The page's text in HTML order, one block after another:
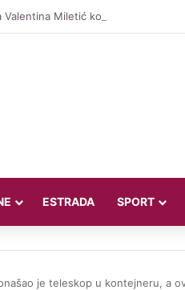
Valentina Miletić koju porede s
ESTRADA SPORT
je teleskop u kontejneru, a